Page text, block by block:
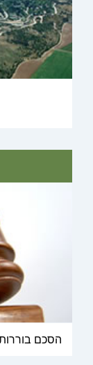
הסכם